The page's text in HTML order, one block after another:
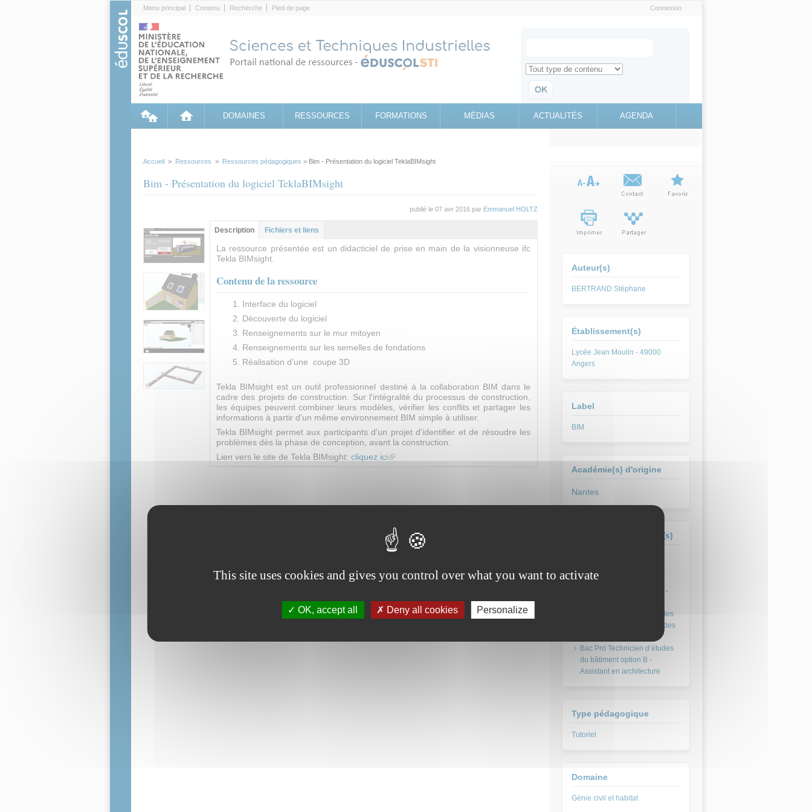
Menu principal Contenu Recherche Pied de page Connexion
Search for
Retrouvez toute l'information sur le site education.gouv.fr
DOMAINES RESSOURCES FORMATIONS MÉDIAS ACTUALITÉS AGENDA
Accueil > Ressources > Ressources pédagogiques > Bim - Présentation du logiciel TeklaBIMsight
Bim - Présentation du logiciel TeklaBIMsight
publié le 07 avr 2016 par Emmanuel HOLTZ
Contenu principal
Description (onglet
actif)
Fichiers et liens
La ressource présentée est un didacticiel de prise en main de la visionneuse ifc
Tekla BIMsight.
Contenu de la ressource
Interface du logiciel
Découverte du logiciel
Renseignements sur le mur mitoyen
Renseignements sur les semelles de fondations
Réalisation d'une coupe 3D
Tekla BIMsight est un outil professionnel destiné à la collaboration BIM dans le
cadre des projets de construction. Sur l'intégralité du processus de construction,
les équipes peuvent combiner leurs modèles, vérifier les conflits et partager les
informations à partir d'un même environnement BIM simple à utiliser.
Tekla BIMsight permet aux participants d'un projet d'identifier et de résoudre les
problèmes dès la phase de conception, avant la construction.
Lien vers le site de Tekla BIMsight: cliquez ici(link is external)
Auteur(s)
BERTRAND Stéphane
Établissement(s)
Lycée Jean Moulin - 49000
Angers
Label
BIM
Académie(s) d'origine
Nantes
Formation(s) concernée(s)
bâtiment organisation et
réalisation de gros œuvre -
Bac Pro Technicien d’études
du bâtiment option A - Études
Bac Pro Technicien d’études
du bâtiment option B -
Assistant en architecture
Type pédagogique
Tutoriel
Domaine
This site uses cookies and gives you control over what you want to activate
OK, accept all Deny all cookies Personalize